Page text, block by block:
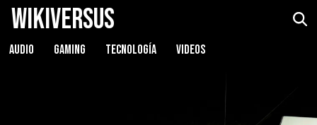
WikiVersus
AUDIO GAMING TECNOLOGÍA VIDEOS